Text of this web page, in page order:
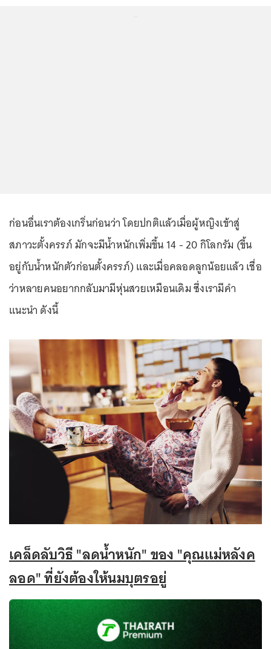
ก่อนอื่นเราต้องเกริ่นก่อนว่า โดยปกติแล้วเมื่อผู้หญิงเข้าสู่
สภาวะตั้งครรภ์ มักจะมีน้ำหนักเพิ่มขึ้น 14 - 20 กิโลกรัม (ขึ้น
อยู่กับน้ำหนักตัวก่อนตั้งครรภ์) และเมื่อคลอดลูกน้อยแล้ว เชื่อ
ว่าหลายคนอยากกลับมามีหุ่นสวยเหมือนเดิม ซึ่งเรามีคำ
แนะนำ ดังนี้
เคล็ดลับวิธี "ลดน้ำหนัก" ของ "คุณแม่หลังค
ลอด" ที่ยังต้องให้นมบุตรอยู่